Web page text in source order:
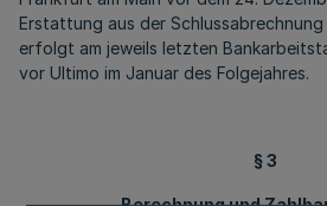
Erstattung aus der
erfolgt am jeweils letzten
vor Ultimo im Januar des Folgejahres.
§ 3